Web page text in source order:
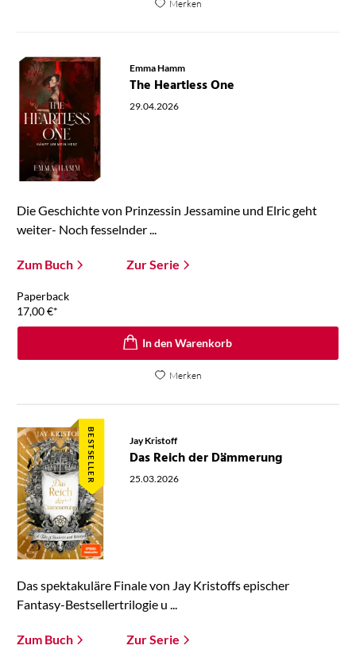
Merken
Emma Hamm
The Heartless One
29.04.2026
Die Geschichte von Prinzessin Jessamine und Elric geht
weiter- Noch fesselnder ...
Zum Buch Zur Serie
Paperback
17,00€*
In den Warenkorb
Merken
BESTSELLER Jay Kristoff
Das Reich der Dämmerung
25.03.2026
Das spektakuläre Finale von Jay Kristoffs epischer
Fantasy-Bestsellertrilogie u ...
Zum Buch Zur Serie